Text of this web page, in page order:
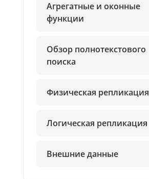
Агрегатные и оконные
функции
Обзор полнотекстового
поиска
Физическая репликация
Логическая репликация
Внешние данные